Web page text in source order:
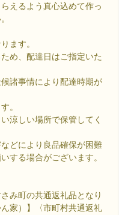
えるよう真心込めて作っ
ます。
め、配達日はご指定いた
諸事情により配達時期が
。
涼しい場所で保管してく
どにより良品確保が困難
する場合がございます。
み町の共通返礼品となり
家）】〈市町村共通返礼